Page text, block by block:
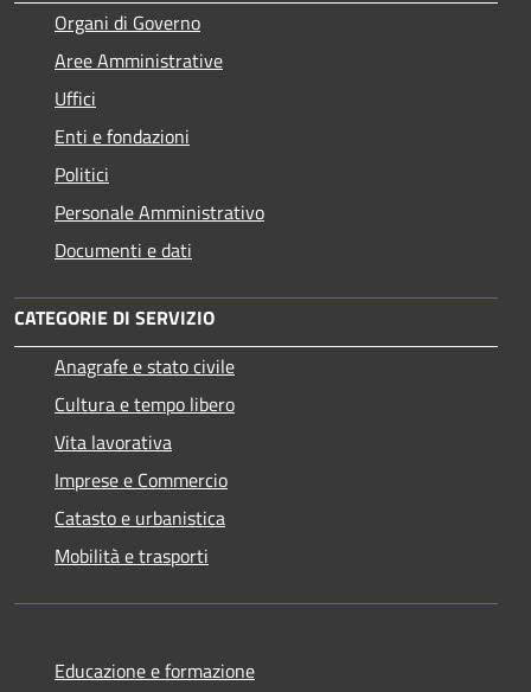
Organi di Governo
Aree Amministrative
Uffici
Enti e fondazioni
Politici
Personale Amministrativo
Documenti e dati
CATEGORIE DI SERVIZIO
Anagrafe e stato civile
Cultura e tempo libero
Vita lavorativa
Imprese e Commercio
Catasto e urbanistica
Mobilità e trasporti
Educazione e formazione